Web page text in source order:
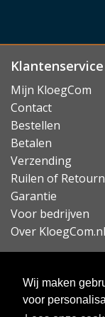
Wij maken
voor
Klantenservice
Mijn KloegCom
Contact
Bestellen
Betalen
Verzending
Ruilen of
Garantie
Voor bedrijven
Over KloegCom.nl